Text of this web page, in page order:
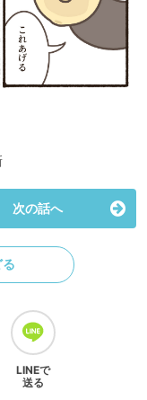
次の話へ
LINEで
送る